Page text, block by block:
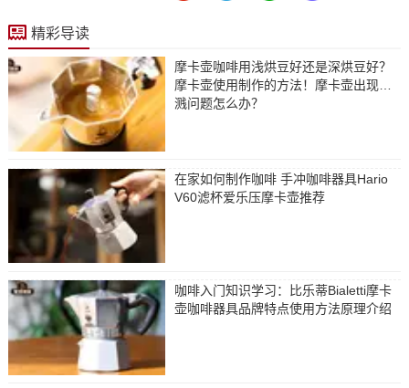
精彩导读
摩卡壶咖啡用浅烘豆好还是深烘豆好？
摩卡壶使用制作的方法！摩卡壶出现喷
溅问题怎么办？
在家如何制作咖啡 手冲咖啡器具Hario
V60滤杯爱乐压摩卡壶推荐
咖啡入门知识学习：比乐蒂Bialetti摩卡
壶咖啡器具品牌特点使用方法原理介绍